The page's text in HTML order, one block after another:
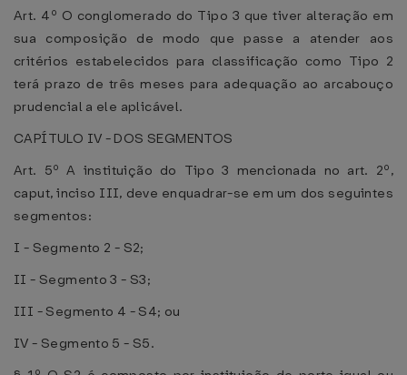
Art. 4º O conglomerado do Tipo 3 que tiver alteração em
sua composição de modo que passe a atender aos
critérios estabelecidos para classificação como Tipo 2
terá prazo de três meses para adequação ao arcabouço
prudencial a ele aplicável.
CAPÍTULO IV - DOS SEGMENTOS
Art. 5º A instituição do Tipo 3 mencionada no art. 2º,
caput, inciso III, deve enquadrar-se em um dos seguintes
segmentos:
I - Segmento 2 - S2;
II - Segmento 3 - S3;
III - Segmento 4 - S4; ou
IV - Segmento 5 - S5.